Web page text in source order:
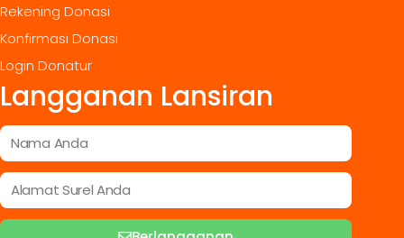
Rekening Donasi
Konfirmasi Donasi
Login Donatur
Langganan Lansiran